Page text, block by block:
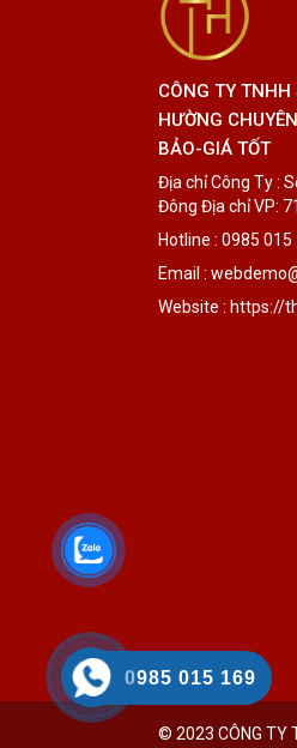
CÔNG TY
HƯỜNG
BẢO-GIÁ TỐT
Địa chỉ Công Ty :
Đông Địa chỉ VP:
Hotline : 0985
Email :
Website : https://
© 2023 CÔNG TY
0985 015 169